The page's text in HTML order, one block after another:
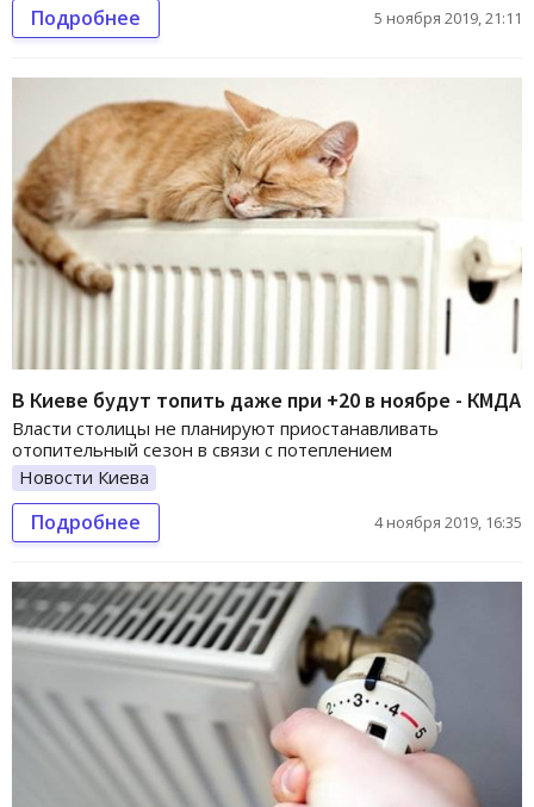
Подробнее 5 ноября 2019, 21:11
В Киеве будут топить даже при +20 в ноябре - КМДА
Власти столицы не планируют приостанавливать
отопительный сезон в связи с потеплением
Новости Киева
Подробнее 4 ноября 2019, 16:35